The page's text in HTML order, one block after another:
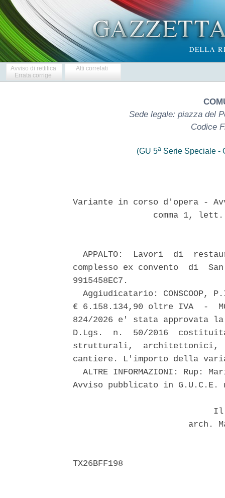
Avviso di rettifica
Errata corrige
Atti correlati
Sede legale: piazza del
Codice
(GU 5a Serie Speciale -
Variante in corso d'opera -
comma 1,
APPALTO:  Lavori  di
complesso ex convento  di  San
9915458EC7.
Aggiudicatario: CONSCOOP,
€ 6.158.134,90 oltre IVA  -
824/2026 e' stata
D.Lgs.  n.  50/2016
strutturali,  architettonici,
cantiere. L'importo della
ALTRE INFORMAZIONI: Rup:
Avviso pubblicato in
arch.